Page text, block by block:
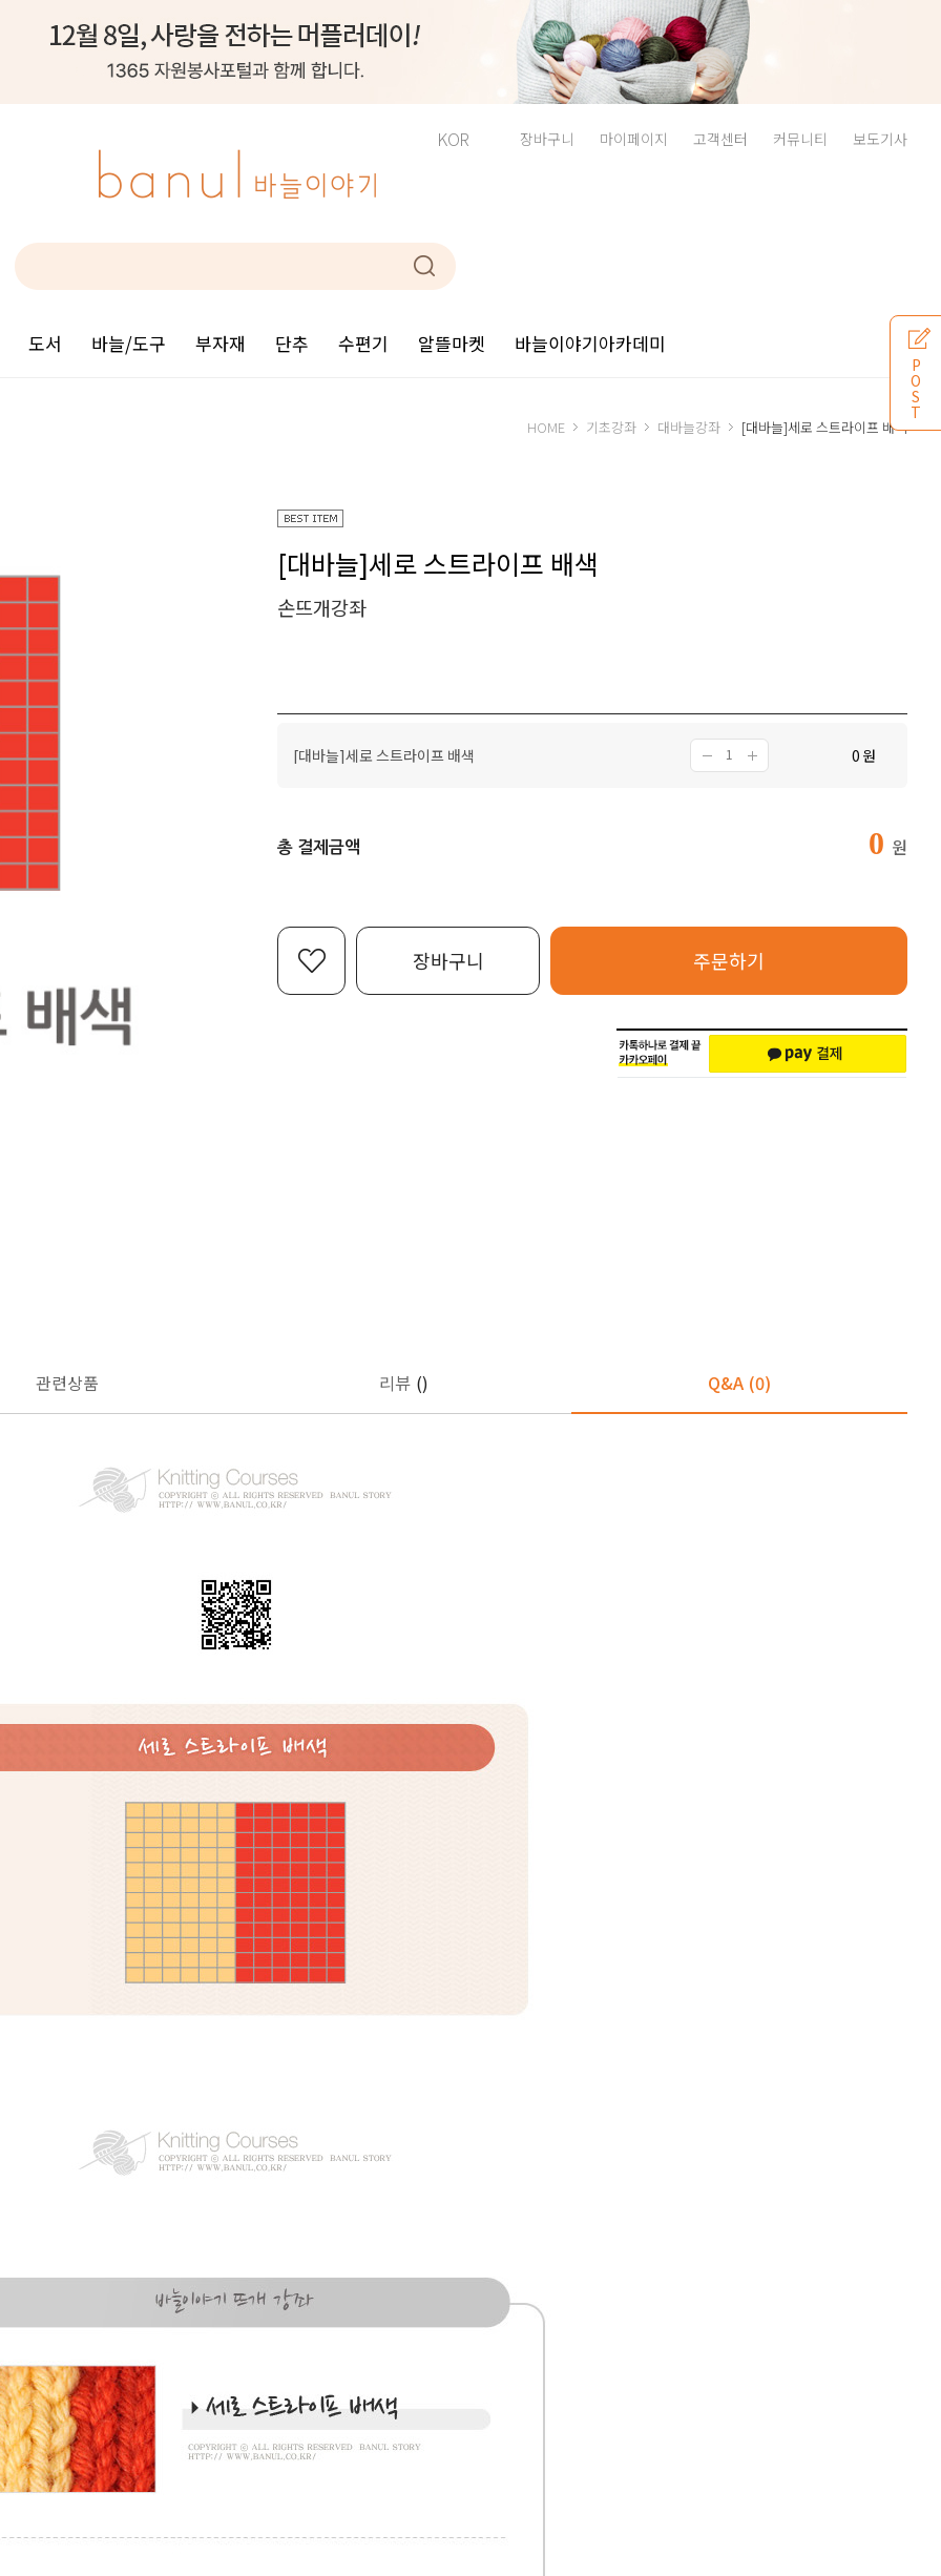
KOR 장바구니 마이페이지 고객센터 커뮤니티 보도기사
도서 바늘/도구 부자재 단추 수편기 알뜰마켓 바늘이야기아카데미
HOME 기초강좌 대바늘강좌 [대바늘]세로 스트라이프 배색
[대바늘]세로 스트라이프 배색
손뜨개강좌
[대바늘]세로 스트라이프 배색 0 원
총 결제금액 0 원
장바구니 주문하기
관련상품 리뷰 () Q&A (0)
P
O
S
T